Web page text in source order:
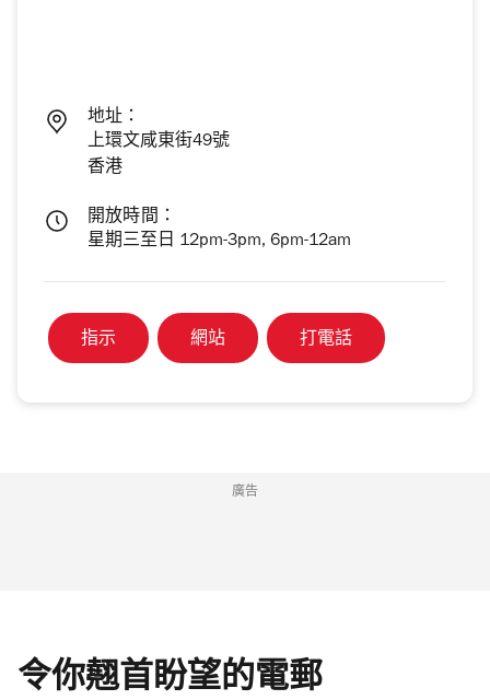
地址：
上環文咸東街49號
香港
開放時間：
星期三至日 12pm-3pm, 6pm-12am
指示 網站 打電話
廣告
令你翹首盼望的電郵